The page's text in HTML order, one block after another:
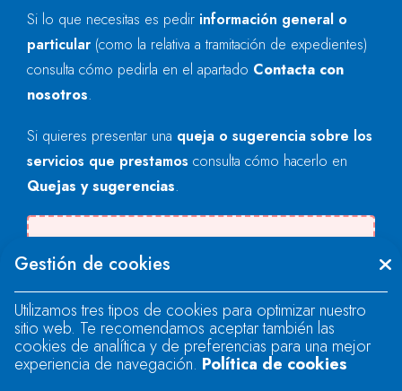
Si lo que necesitas es pedir información general o
particular (como la relativa a tramitación de expedientes)
consulta cómo pedirla en el apartado Contacta con
nosotros.
Si quieres presentar una queja o sugerencia sobre los
servicios que prestamos consulta cómo hacerlo en
Quejas y sugerencias.
"text".
Se produjo un error al cargar el campo
"text".
Gestión de cookies
Utilizamos tres tipos de cookies para optimizar nuestro
sitio web. Te recomendamos aceptar también las
cookies de analítica y de preferencias para una mejor
experiencia de navegación. Política de cookies